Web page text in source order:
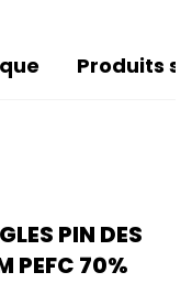
Produits
PIN DES
PEFC 70%